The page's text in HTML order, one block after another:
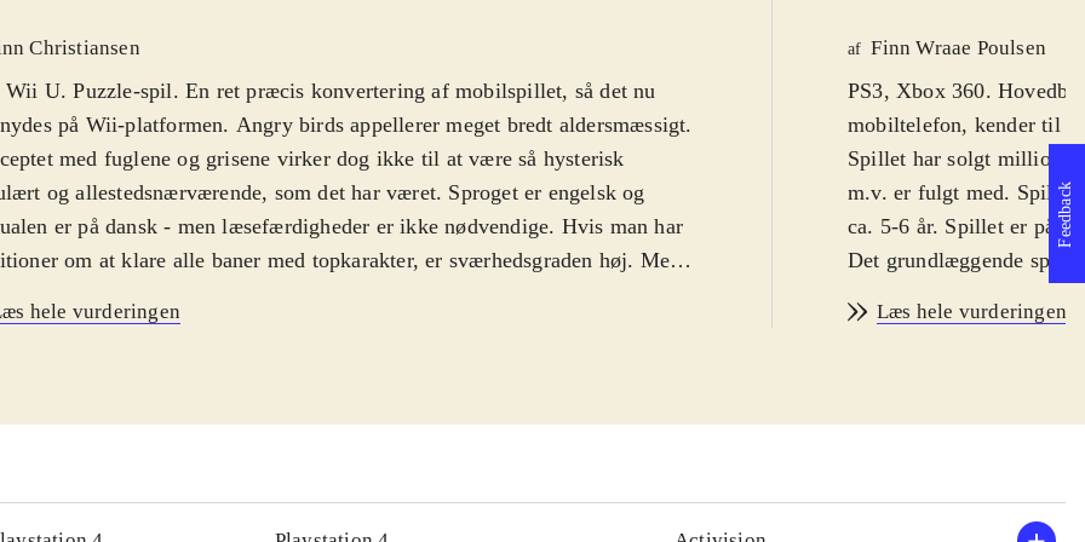
Christiansen
U. Puzzle-spil. En ret præcis konvertering af mobilspillet, så det nu
på Wii-platformen. Angry birds appellerer meget bredt aldersmæssigt.
med fuglene og grisene virker dog ikke til at være så hysterisk
og allestedsnærværende, som det har været. Sproget er engelsk og
er på dansk - men læsefærdigheder er ikke nødvendige. Hvis man har
om at klare alle baner med topkarakter, er sværhedsgraden høj. Men
PEGI: 3.
i Star wars-udgaven er i mine øjne det bedste Angry birds-spil
humoren og letheden fra det originale spil er bevaret og er her krydret
baner, som følger handlingen fra den første Star wars-trilogi. Fuglene har
hele vurderingen
af Finn Wraae Poulsen
PS3, Xbox 360.
mobiltelefon, kender til
Spillet har solgt millioner
m.v. er fulgt med. Spillet
ca. 5-6 år. Spillet er på
Det grundlæggende
vinklen. Man bruger
selvfølgelig hhv. Rebel
ting gennem luften,
tilintetgøre blokke og
Læs hele vurderingen
Feedback